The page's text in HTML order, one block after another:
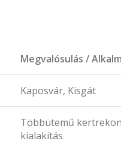
Megvalósulás /
Kaposvár, Kisgát
Többütemű
kialakítás